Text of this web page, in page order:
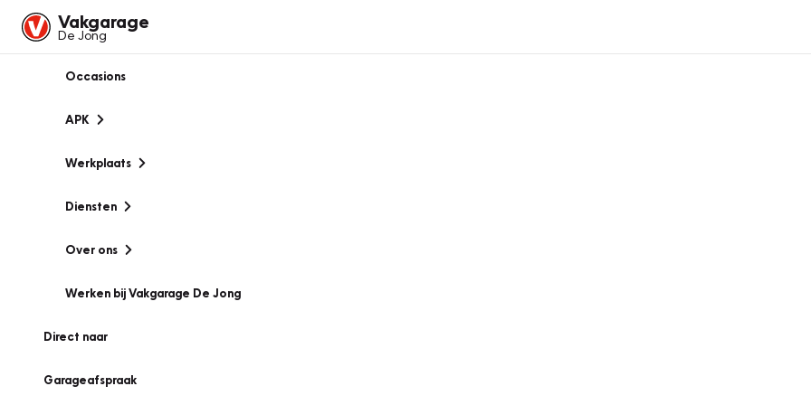
Vakgarage
De Jong
Occasions
APK
Werkplaats
Diensten
Over ons
Werken bij Vakgarage De Jong
Direct naar
Garageafspraak